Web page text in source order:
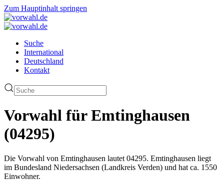
Zum Hauptinhalt springen
Suche
International
Deutschland
Kontakt
Vorwahl für Emtinghausen
(04295)
Die Vorwahl von Emtinghausen lautet 04295. Emtinghausen liegt
im Bundesland Niedersachsen (Landkreis Verden) und hat ca. 1550
Einwohner.